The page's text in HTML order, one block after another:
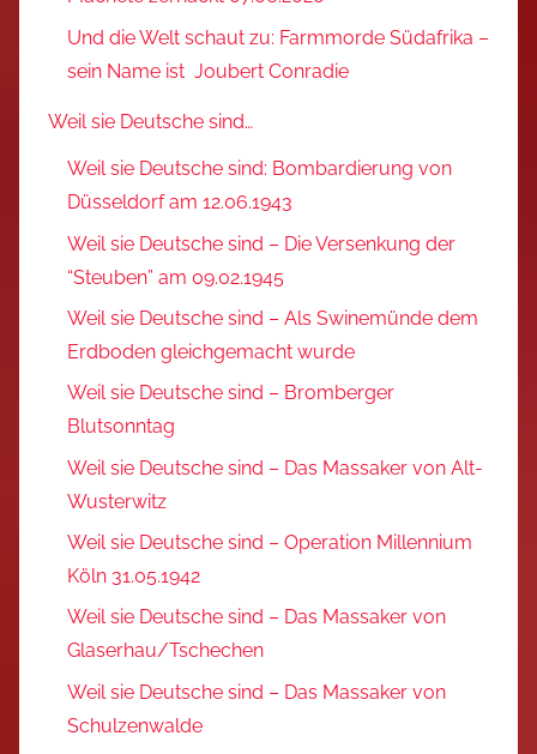
Und die Welt schaut zu: Farmmorde Südafrika –
sein Name ist Joubert Conradie
Weil sie Deutsche sind…
Weil sie Deutsche sind: Bombardierung von
Düsseldorf am 12.06.1943
Weil sie Deutsche sind – Die Versenkung der
“Steuben” am 09.02.1945
Weil sie Deutsche sind – Als Swinemünde dem
Erdboden gleichgemacht wurde
Weil sie Deutsche sind – Bromberger
Blutsonntag
Weil sie Deutsche sind – Das Massaker von Alt-
Wusterwitz
Weil sie Deutsche sind – Operation Millennium
Köln 31.05.1942
Weil sie Deutsche sind – Das Massaker von
Glaserhau/Tschechen
Weil sie Deutsche sind – Das Massaker von
Schulzenwalde